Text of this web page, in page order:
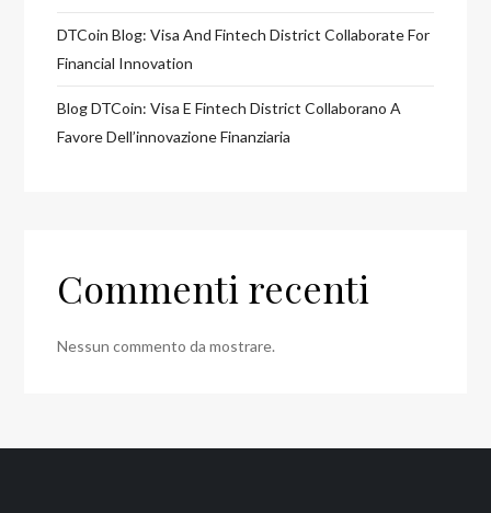
DTCoin Blog: Visa And Fintech District Collaborate For
Financial Innovation
Blog DTCoin: Visa E Fintech District Collaborano A
Favore Dell’innovazione Finanziaria
Commenti recenti
Nessun commento da mostrare.